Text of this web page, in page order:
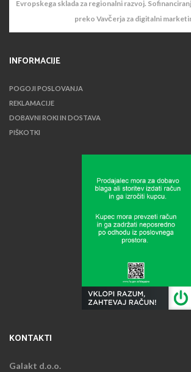
Evropskega sklada za regionalni razvoj.
preko Vavčerja za digitalni
INFORMACIJE
POGOJI POSLOVANJA
REKLAMACIJE
DOBAVNI ROKI IN DOSTAVA
PIŠKOTKI
KONTAKTI
Galakt d.o.o.